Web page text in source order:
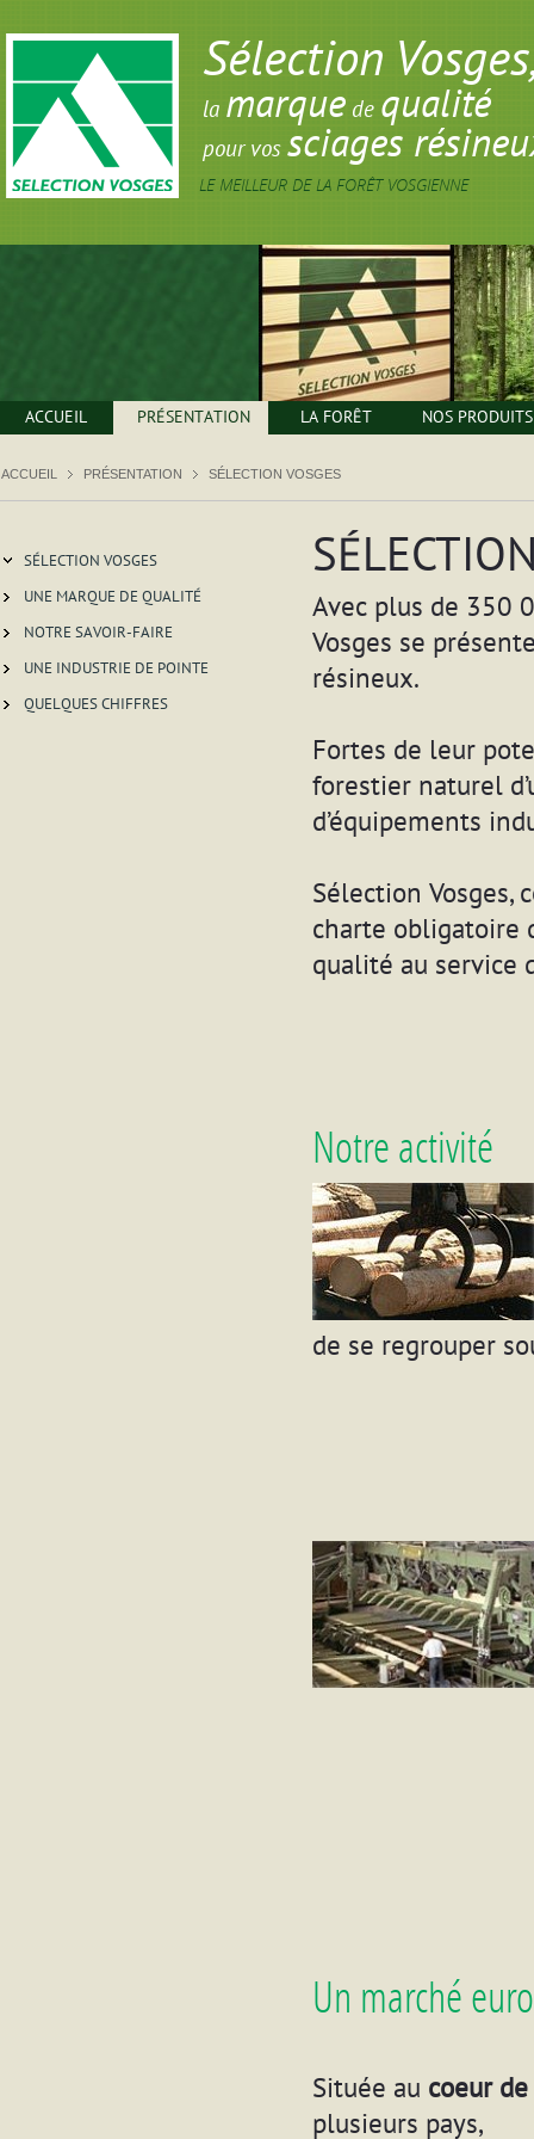
Sélection
la marque de qualité
pour vos sciages
LE MEILLEUR DE LA FORÊT VOSGIENNE
ACCUEIL PRÉSENTATION LA FORÊT NOS PRODUITS
ACCUEIL PRÉSENTATION SÉLECTION VOSGES
SÉLECTION VOSGES
UNE MARQUE DE QUALITÉ
NOTRE SAVOIR-FAIRE
UNE INDUSTRIE DE POINTE
QUELQUES CHIFFRES
Avec plus de 350
Vosges se
résineux.
Fortes de leur
forestier naturel
d’équipements
Sélection Vosges,
charte obligatoire
qualité au service
Notre activité
de se regrouper
Un marché
Située au coeur de
plusieurs pays,